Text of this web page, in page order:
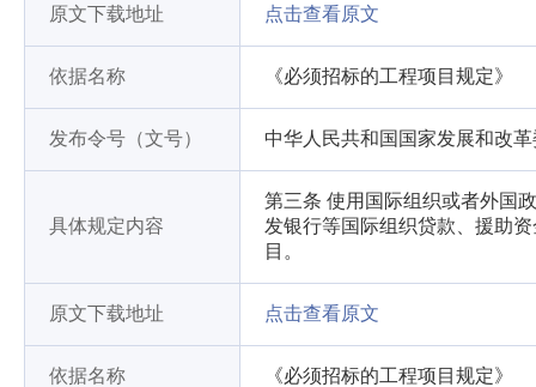
原文下载地址 点击查看原文
依据名称 《必须招标的工程项目规定》
发布令号（文号） 中华人民共和国国家发展和改
具体规定内容
第三条 使用国际组织或者外国
发银行等国际组织贷款、援助
目。
原文下载地址 点击查看原文
依据名称 《必须招标的工程项目规定》